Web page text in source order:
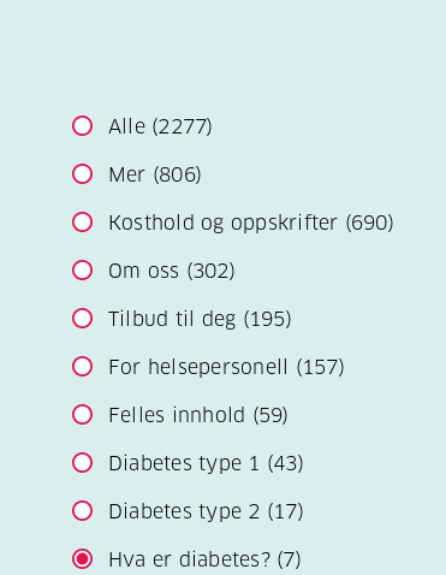
Alle (2277)
Mer (806)
Kosthold og oppskrifter (690)
Om oss (302)
Tilbud til deg (195)
For helsepersonell (157)
Felles innhold (59)
Diabetes type 1 (43)
Diabetes type 2 (17)
Hva er diabetes? (7)